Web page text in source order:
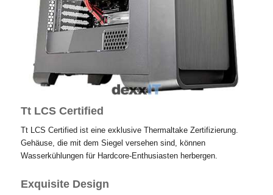
Tt LCS Certified
Tt LCS Certified ist eine exklusive Thermaltake Zertifizierung.
Gehäuse, die mit dem Siegel versehen sind, können
Wasserkühlungen für Hardcore-Enthusiasten herbergen.
Exquisite Design